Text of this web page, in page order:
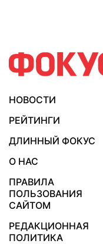
НОВОСТИ
РЕЙТИНГИ
ДЛИННЫЙ ФОКУС
О НАС
ПРАВИЛА
ПОЛЬЗОВАНИЯ
САЙТОМ
РЕДАКЦИОННАЯ
ПОЛИТИКА